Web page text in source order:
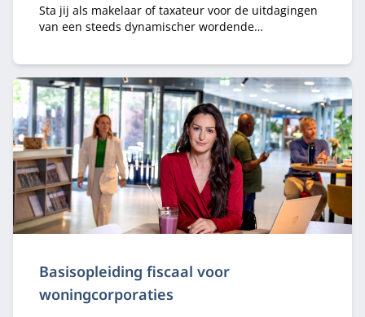
Sta jij als makelaar of taxateur voor de uitdagingen
van een steeds dynamischer wordende
Basisopleiding fiscaal voor
woningcorporaties